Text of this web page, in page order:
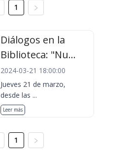
1
Diálogos en la
Biblioteca: "Nu...
2024-03-21 18:00:00
Jueves 21 de marzo,
desde las ...
Leer más
1